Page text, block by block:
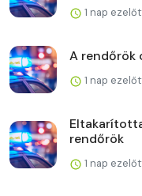
1 nap
A rendőrök
1 nap
rendőrök
1 nap